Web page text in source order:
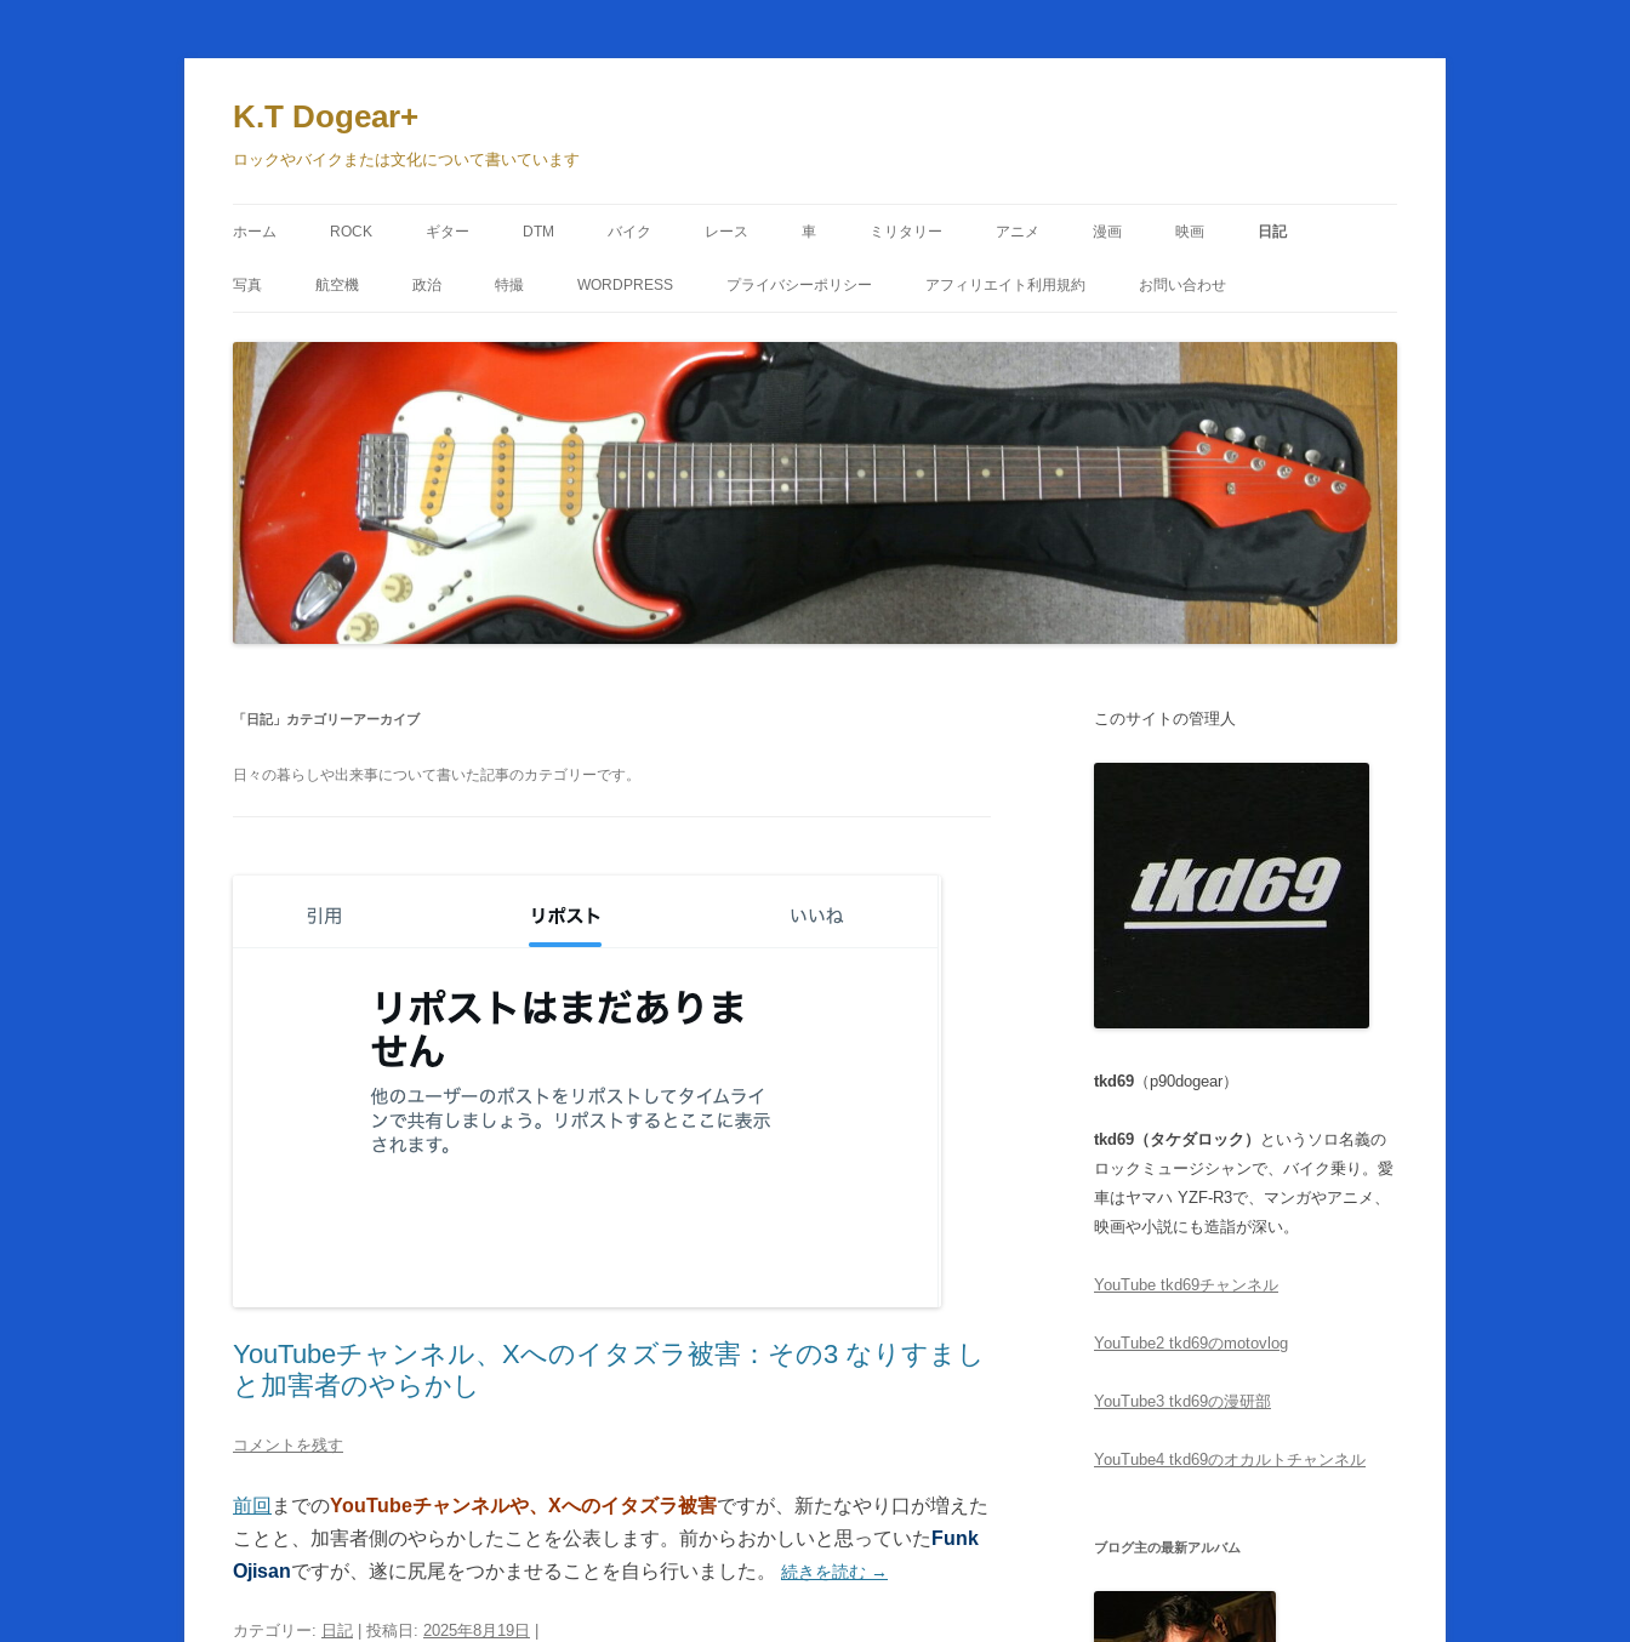
ン
ツ
へ
ス
K.T Dogear+
ロックやバイクまたは文化について書いています
ホーム ROCK ギター DTM バイク レース 車 ミリタリー アニメ 漫画 映画 日記
写真 航空機 政治 特撮 WORDPRESS プライバシーポリシー アフィリエイト利用規約 お問い合わせ
「 日記」カテゴリーアーカイブ
日々の暮らしや出来事について書いた記事のカテゴリーです。
YouTubeチャンネル、Xへのイタズラ被害：その3 なりすまし
と加害者のやらかし
コメントを残す
前回 までのYouTubeチャンネルや、Xへのイタズラ被害ですが、新たなやり口が増えた
ことと、加害者側のやらかしたことを公表します。前からおかしいと思っていた Funk
Ojisanですが、遂に尻尾をつかませることを自ら行いました。 続きを読む →
カテゴリー: 日記 | 投稿日: 2025年8月19日
このサイトの管理人
tkd69 （p90dogear）
tkd69（タケダロック）
というソロ名義の
ロックミュージシャンで、バイク乗り。愛
車はヤマハ YZF-R3で、マンガやアニメ、
映画や小説にも造詣が深い。
YouTube tkd69チャンネル
YouTube2 tkd69のmotovlog
YouTube3 tkd69の漫研部
YouTube4 tkd69のオカルトチャンネル
ブログ主の最新アルバム